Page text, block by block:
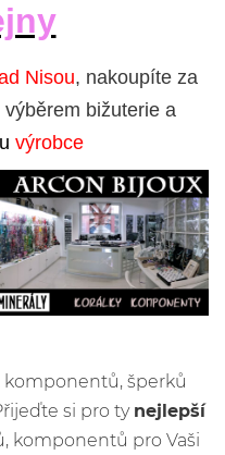
Nisou, nakoupíte za
bižuterie a
u výrobce
šperků
si pro ty nejlepší
komponentů pro Vaši